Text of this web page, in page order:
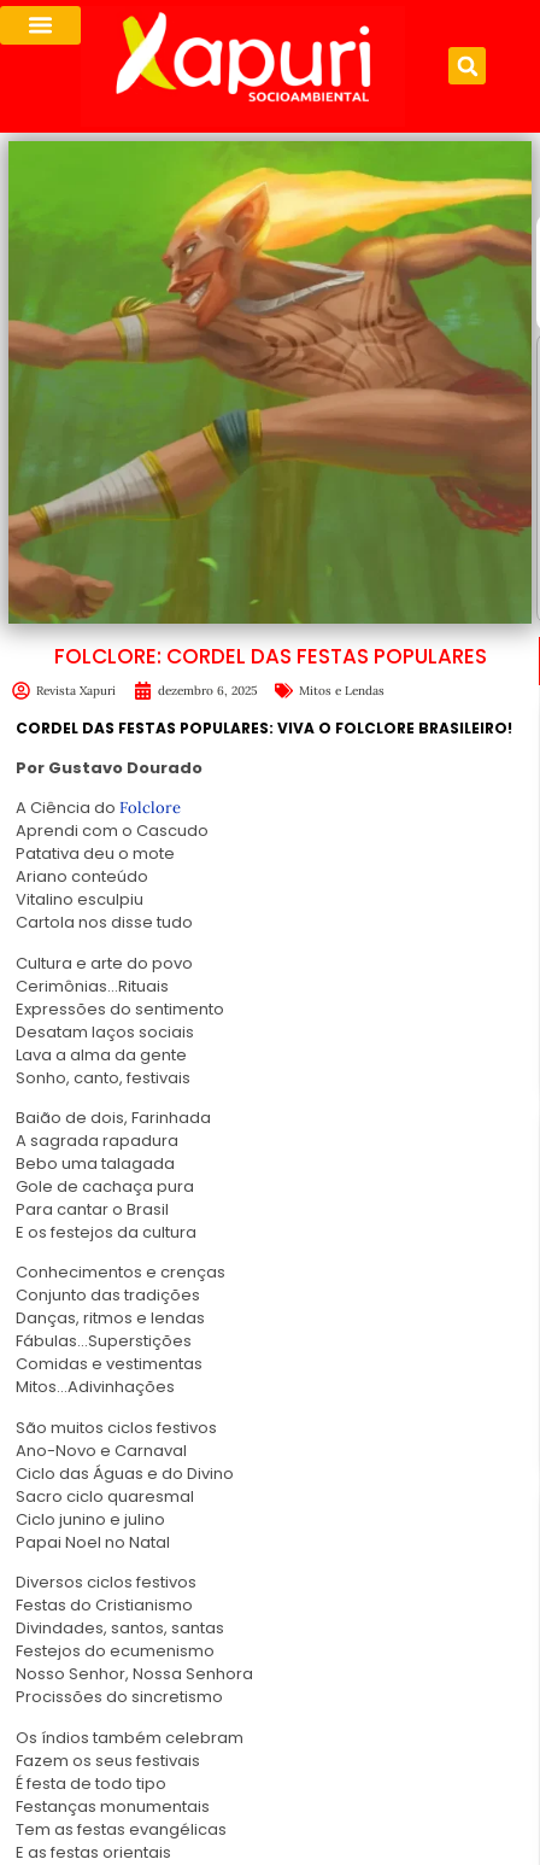
FOLCLORE: CORDEL DAS FESTAS POPULARES
Revista Xapuri dezembro 6, 2025 Mitos e Lendas
CORDEL DAS FESTAS POPULARES: VIVA O FOLCLORE BRASILEIRO!
Por Gustavo Dourado
A Ciência do Folclore
Aprendi com o Cascudo
Patativa deu o mote
Ariano conteúdo
Vitalino esculpiu
Cartola nos disse tudo
Cultura e arte do povo
Cerimônias…Rituais
Expressões do sentimento
Desatam laços sociais
Lava a alma da gente
Sonho, canto, festivais
Baião de dois, Farinhada
A sagrada rapadura
Bebo uma talagada
Gole de cachaça pura
Para cantar o Brasil
E os festejos da cultura
Conhecimentos e crenças
Conjunto das tradições
Danças, ritmos e lendas
Fábulas…Superstições
Comidas e vestimentas
Mitos…Adivinhações
São muitos ciclos festivos
Ano-Novo e Carnaval
Ciclo das Águas e do Divino
Sacro ciclo quaresmal
Ciclo junino e julino
Papai Noel no Natal
Diversos ciclos festivos
Festas do Cristianismo
Divindades, santos, santas
Festejos do ecumenismo
Nosso Senhor, Nossa Senhora
Procissões do sincretismo
Os índios também celebram
Fazem os seus festivais
É festa de todo tipo
Festanças monumentais
Tem as festas evangélicas
E as festas orientais